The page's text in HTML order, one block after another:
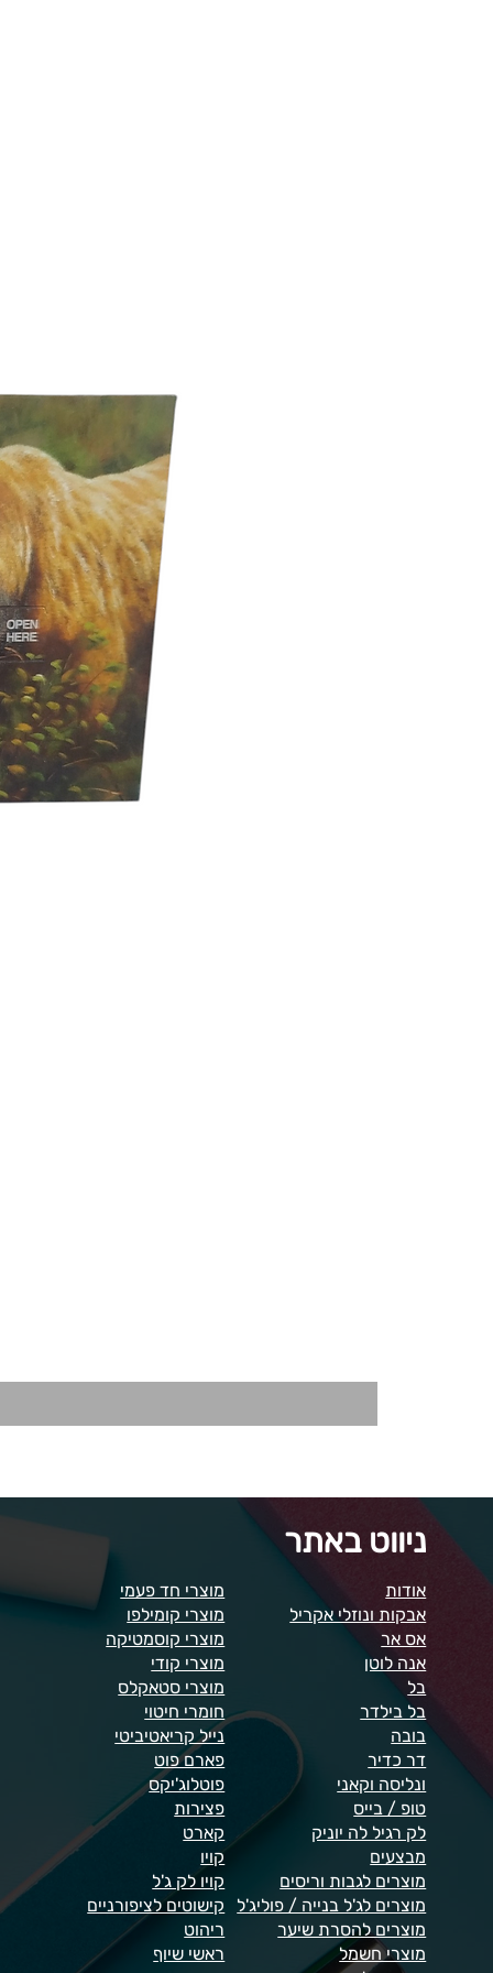
ניווט באתר
מוצרי חד פעמי
מוצרי קומילפו
מוצרי קוסמטיקה
מוצרי קודי
מוצרי סטאקלס
חומרי חיטוי
נייל קריאטיביטי
פארם פוט
פוטלוג'יקס
פצירות
קארט
קויו
קויו לק ג'ל
קישוטים לציפורניים
ריהוט
ראשי שיוף
אודות
אבקות ונוזלי אקריל
אס אר
אנה לוטן
בל
בל בילדר
בובה
דר כדיר
ונליסה וקאני
טופ / בייס
לק רגיל לה יוניק
מבצעים
מוצרים לגבות וריסים
מוצרים לג'ל בנייה / פוליג'ל
מוצרים להסרת שיער
מוצרי חשמל